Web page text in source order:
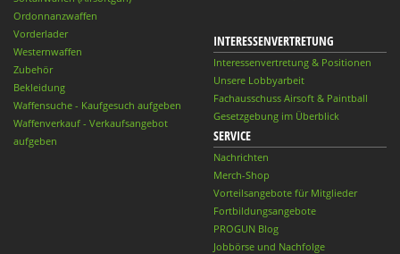
Ordonnanzwaffen
Vorderlader
Westernwaffen
Zubehör
Bekleidung
Waffensuche - Kaufgesuch aufgeben
Waffenverkauf - Verkaufsangebot
aufgeben
INTERESSENVERTRETUNG
Interessenvertretung & Positionen
Unsere Lobbyarbeit
Fachausschuss Airsoft & Paintball
Gesetzgebung im Überblick
SERVICE
Nachrichten
Merch-Shop
Vorteilsangebote für Mitglieder
Fortbildungsangebote
PROGUN Blog
Jobbörse und Nachfolge